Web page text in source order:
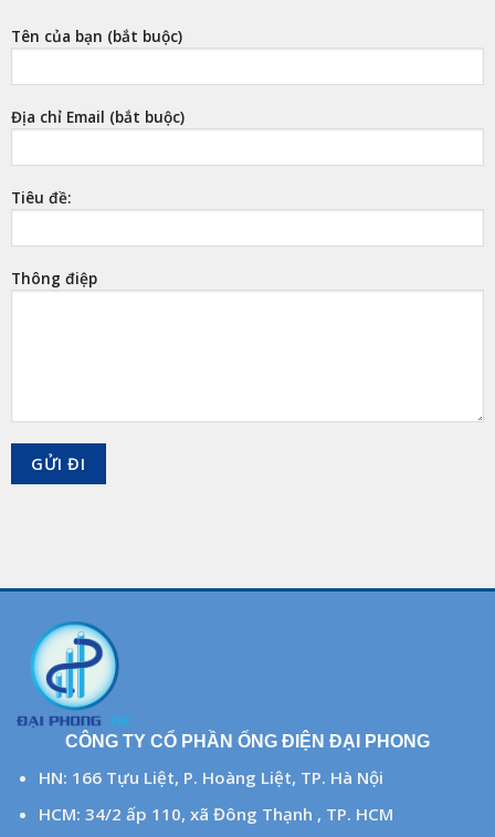
Tên của bạn (bắt buộc)
Địa chỉ Email (bắt buộc)
Tiêu đề:
Thông điệp
CÔNG TY CỔ PHẦN ỐNG ĐIỆN ĐẠI PHONG
HN: 166 Tựu Liệt, P. Hoàng Liệt, TP. Hà Nội
HCM: 34/2 ấp 110, xã Đông Thạnh , TP. HCM